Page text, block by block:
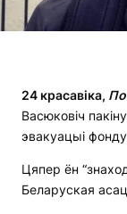
24 красавіка,
Васюковіч
эвакуацыі
Цяпер ён
Беларуская